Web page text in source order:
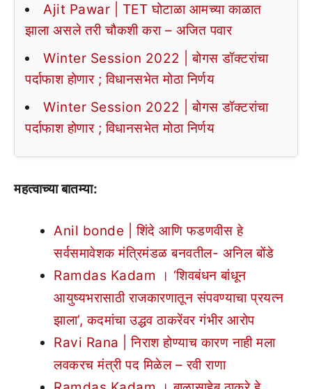
Ajit Pawar | TET घोटाळा आमच्या काळात
झाला असले तरी चौकशी करा – अजित पवार
Winter Session 2022 | बोगस डॉक्टरांचा
पर्दाफाश होणार ; विधानसभेत मोठा निर्णय
Winter Session 2022 | बोगस डॉक्टरांचा
पर्दाफाश होणार ; विधानसभेत मोठा निर्णय
महत्वाच्या बातम्या:
Anil bonde | शिंदे आणि फडणवीस हे
सर्वसमावेशक मंत्रिमंडळ बनवतील- अनिल बोंडे
Ramdas Kadam । ‘शिवबंधन बांधून
आयुष्यभरासाठी राजकारणातून संपवण्याचा प्रयत्न
झाला’, कदमांचा उद्धव ठाकरेंवर गंभीर आरोप
Ravi Rana | निराश होण्याच कारण नाही मला
लवकरच मंत्री पद मिळेल – रवी राणा